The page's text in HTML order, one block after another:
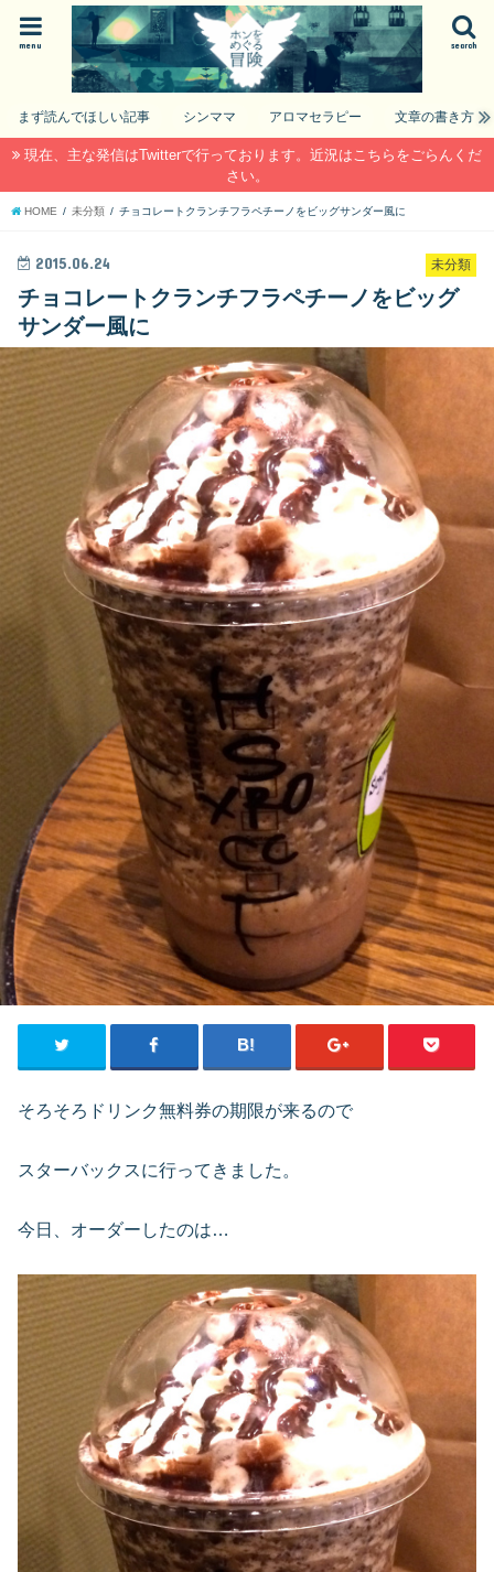
search
menu
まず読んでほしい記事 シンママ アロマセラピー 文章の書き方
現在、主な発信はTwitterで行っております。近況はこちらをごらんくだ
さい。
HOME 未分類 チョコレートクランチフラペチーノをビッグサンダー風に
未分類
2015.06.24
チョコレートクランチフラペチーノをビッグ
サンダー風に
そろそろドリンク無料券の期限が来るので
スターバックスに行ってきました。
今日、オーダーしたのは…